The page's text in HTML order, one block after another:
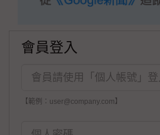
會員登入
【範例：user@company.com】